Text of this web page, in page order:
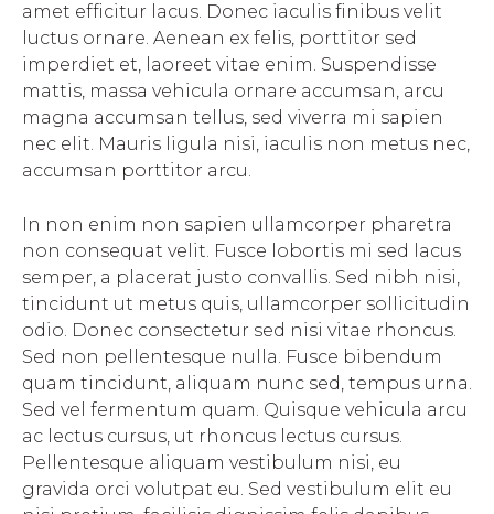
amet efficitur lacus. Donec iaculis finibus velit
luctus ornare. Aenean ex felis, porttitor sed
imperdiet et, laoreet vitae enim. Suspendisse
mattis, massa vehicula ornare accumsan, arcu
magna accumsan tellus, sed viverra mi sapien
nec elit. Mauris ligula nisi, iaculis non metus nec,
accumsan porttitor arcu.
In non enim non sapien ullamcorper pharetra
non consequat velit. Fusce lobortis mi sed lacus
semper, a placerat justo convallis. Sed nibh nisi,
tincidunt ut metus quis, ullamcorper sollicitudin
odio. Donec consectetur sed nisi vitae rhoncus.
Sed non pellentesque nulla. Fusce bibendum
quam tincidunt, aliquam nunc sed, tempus urna.
Sed vel fermentum quam. Quisque vehicula arcu
ac lectus cursus, ut rhoncus lectus cursus.
Pellentesque aliquam vestibulum nisi, eu
gravida orci volutpat eu. Sed vestibulum elit eu